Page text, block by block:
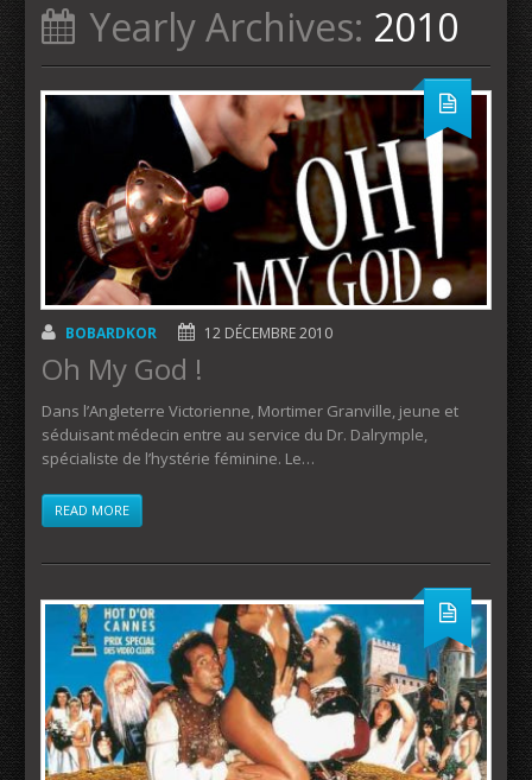
Yearly Archives: 2010
BOBARDKOR 12 DÉCEMBRE 2010
Oh My God !
Dans l’Angleterre Victorienne, Mortimer Granville, jeune et
séduisant médecin entre au service du Dr. Dalrymple,
spécialiste de l’hystérie féminine. Le…
READ MORE